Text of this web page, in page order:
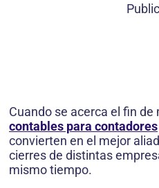
Cuando se acerca el fin de
contables para contadores
convierten en el mejor
cierres de distintas
mismo tiempo.